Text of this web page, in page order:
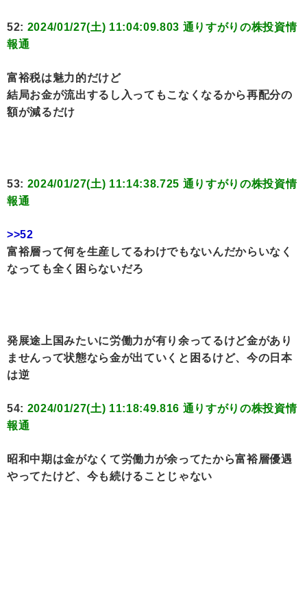
52: 2024/01/27(土) 11:04:09.803 通りすがりの株投資情
報通
富裕税は魅力的だけど
結局お金が流出するし入ってもこなくなるから再配分の
額が減るだけ
53: 2024/01/27(土) 11:14:38.725 通りすがりの株投資情
報通
>>52
富裕層って何を生産してるわけでもないんだからいなく
なっても全く困らないだろ
発展途上国みたいに労働力が有り余ってるけど金があり
ませんって状態なら金が出ていくと困るけど、今の日本
は逆
54: 2024/01/27(土) 11:18:49.816 通りすがりの株投資情
報通
昭和中期は金がなくて労働力が余ってたから富裕層優遇
やってたけど、今も続けることじゃない